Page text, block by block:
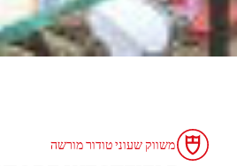
משווק שעוני טודור מורשה